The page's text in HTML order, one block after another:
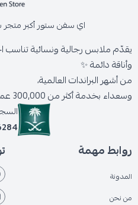
اي سفن ستور أكبر متجر
يقدّم ملابس رجالية ونسائية
وأناقة دائمة ✨
من أشهر البراندات العالمية،
وسعداء بخدمة أكثر من 300,000 عميل حول المملكة.
روابط مهمة
المدونة
من نحن